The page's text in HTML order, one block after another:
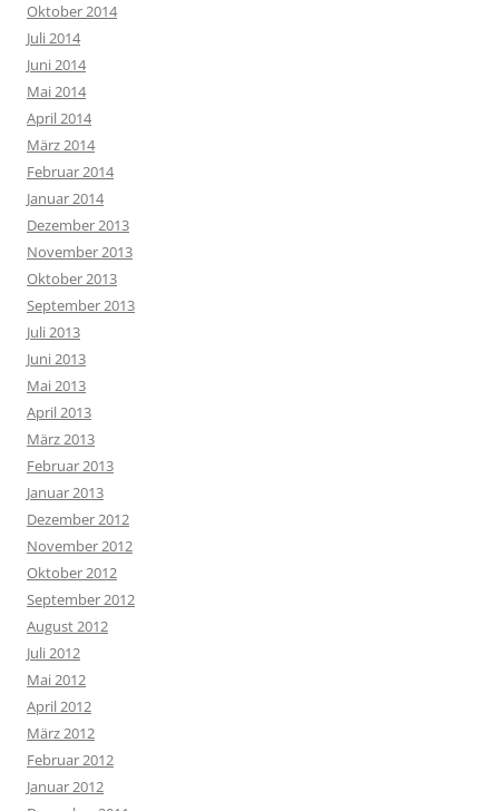
Oktober 2014
Juli 2014
Juni 2014
Mai 2014
April 2014
März 2014
Februar 2014
Januar 2014
Dezember 2013
November 2013
Oktober 2013
September 2013
Juli 2013
Juni 2013
Mai 2013
April 2013
März 2013
Februar 2013
Januar 2013
Dezember 2012
November 2012
Oktober 2012
September 2012
August 2012
Juli 2012
Mai 2012
April 2012
März 2012
Februar 2012
Januar 2012